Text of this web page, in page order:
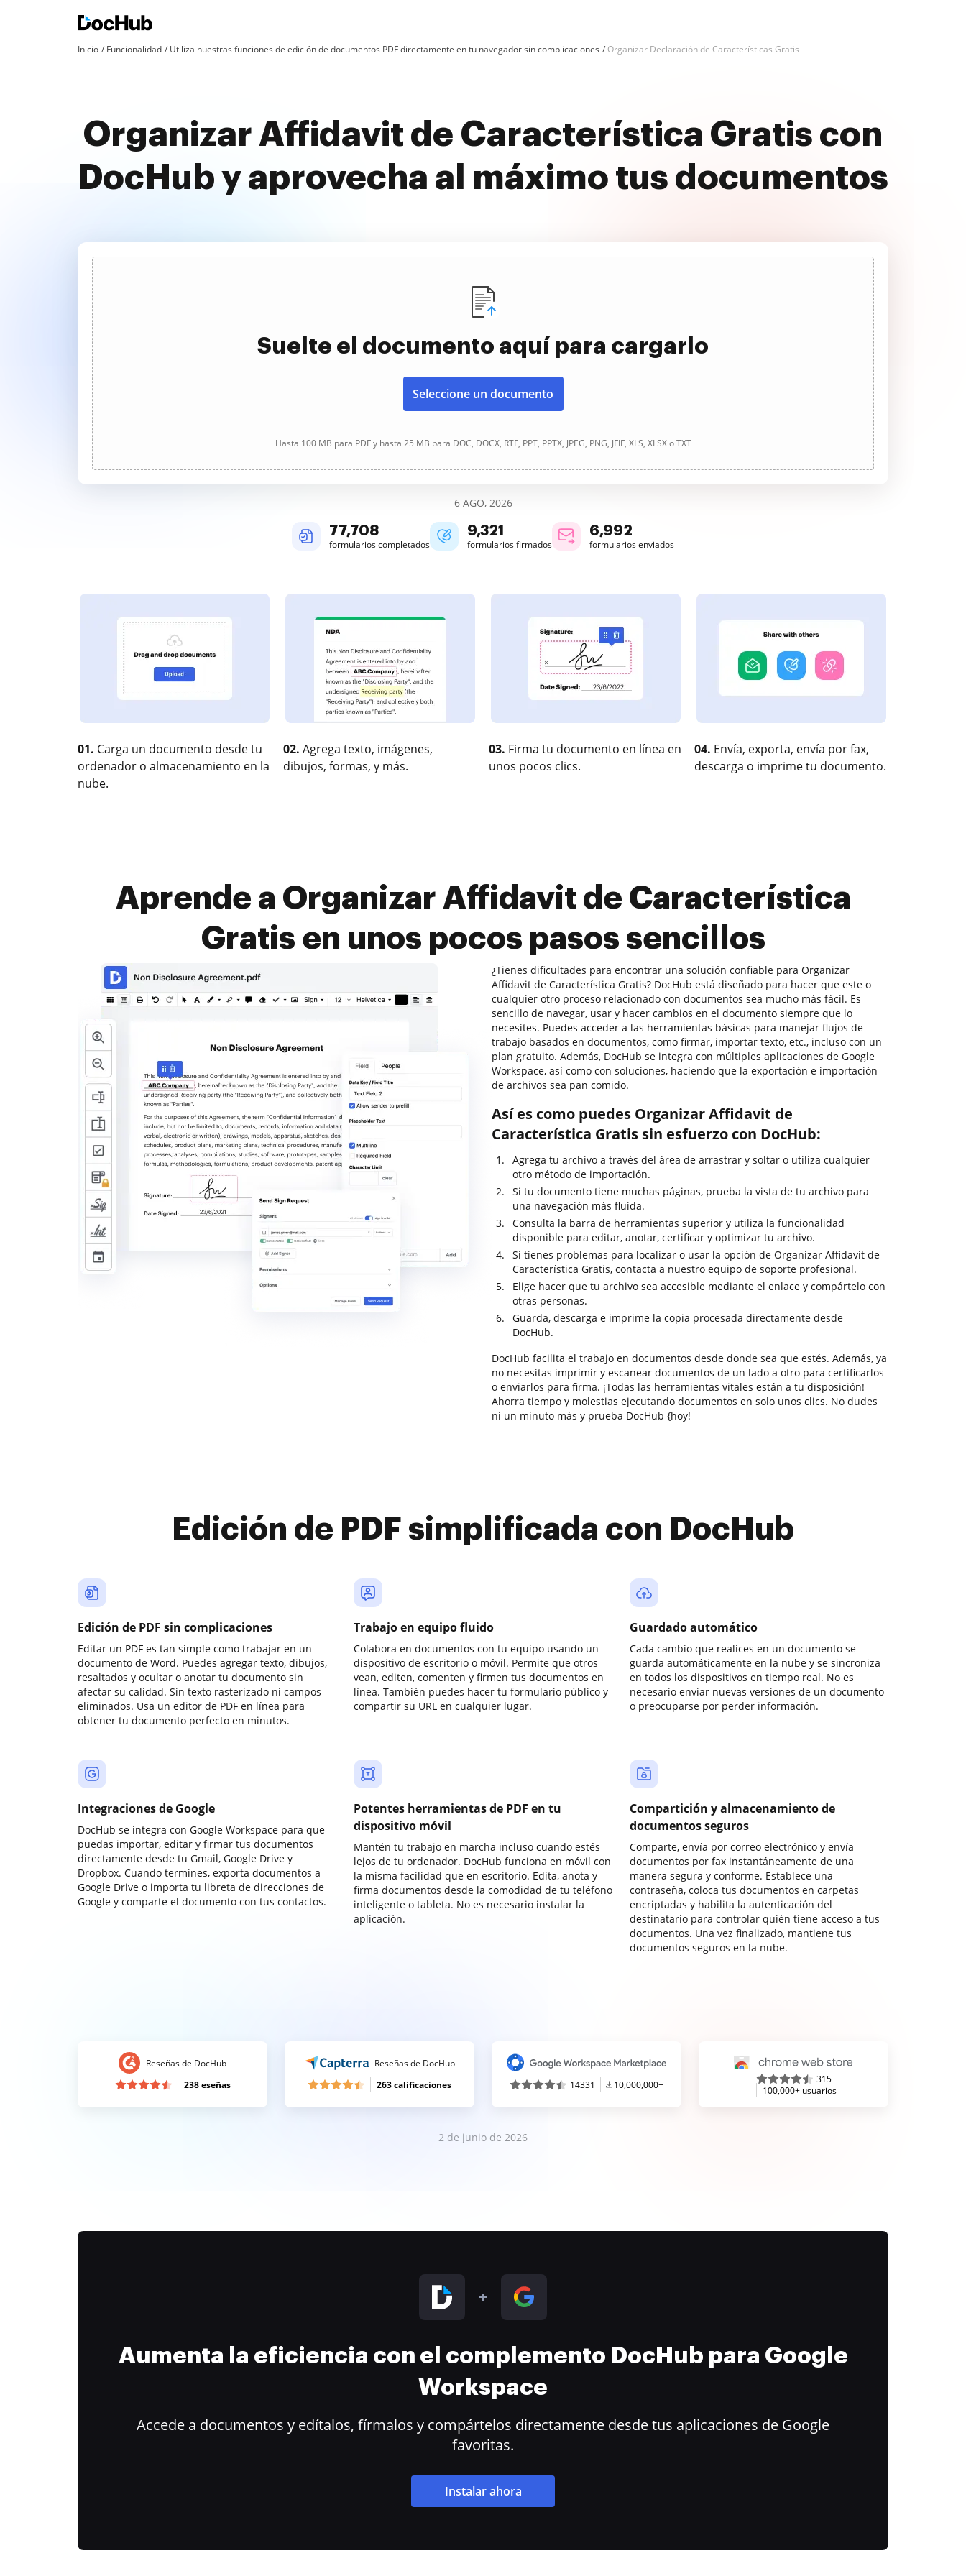
Inicio Funcionalidad Utiliza nuestras funciones de edición de documentos PDF directamente en tu navegador sin complicaciones Organizar Declaración de Características Gratis
Organizar Affidavit de Característica Gratis con
DocHub y aprovecha al máximo tus documentos
Suelte el documento aquí para cargarlo
Seleccione un documento
Hasta 100 MB para PDF y hasta 25 MB para DOC, DOCX, RTF, PPT, PPTX, JPEG, PNG, JFIF, XLS, XLSX o TXT
6 AGO, 2026
77,708
formularios completados
9,321
formularios firmados
6,992
formularios enviados
01. Carga un documento desde tu
ordenador o almacenamiento en la
nube.
02. Agrega texto, imágenes,
dibujos, formas, y más.
03. Firma tu documento en línea en
unos pocos clics.
04. Envía, exporta, envía por fax,
descarga o imprime tu documento.
Aprende a Organizar Affidavit de Característica
Gratis en unos pocos pasos sencillos
¿Tienes dificultades para encontrar una solución confiable para Organizar
Affidavit de Característica Gratis? DocHub está diseñado para hacer que este o
cualquier otro proceso relacionado con documentos sea mucho más fácil. Es
sencillo de navegar, usar y hacer cambios en el documento siempre que lo
necesites. Puedes acceder a las herramientas básicas para manejar flujos de
trabajo basados en documentos, como firmar, importar texto, etc., incluso con un
plan gratuito. Además, DocHub se integra con múltiples aplicaciones de Google
Workspace, así como con soluciones, haciendo que la exportación e importación
de archivos sea pan comido.
Así es como puedes Organizar Affidavit de
Característica Gratis sin esfuerzo con DocHub:
Agrega tu archivo a través del área de arrastrar y soltar o utiliza cualquier
otro método de importación.
Si tu documento tiene muchas páginas, prueba la vista de tu archivo para
una navegación más fluida.
Consulta la barra de herramientas superior y utiliza la funcionalidad
disponible para editar, anotar, certificar y optimizar tu archivo.
Si tienes problemas para localizar o usar la opción de Organizar Affidavit de
Característica Gratis, contacta a nuestro equipo de soporte profesional.
Elige hacer que tu archivo sea accesible mediante el enlace y compártelo con
otras personas.
Guarda, descarga e imprime la copia procesada directamente desde
DocHub.
DocHub facilita el trabajo en documentos desde donde sea que estés. Además, ya
no necesitas imprimir y escanear documentos de un lado a otro para certificarlos
o enviarlos para firma. ¡Todas las herramientas vitales están a tu disposición!
Ahorra tiempo y molestias ejecutando documentos en solo unos clics. No dudes
ni un minuto más y prueba DocHub {hoy!
Edición de PDF simplificada con DocHub
Edición de PDF sin complicaciones
Editar un PDF es tan simple como trabajar en un
documento de Word. Puedes agregar texto, dibujos,
resaltados y ocultar o anotar tu documento sin
afectar su calidad. Sin texto rasterizado ni campos
eliminados. Usa un editor de PDF en línea para
obtener tu documento perfecto en minutos.
Trabajo en equipo fluido
Colabora en documentos con tu equipo usando un
dispositivo de escritorio o móvil. Permite que otros
vean, editen, comenten y firmen tus documentos en
línea. También puedes hacer tu formulario público y
compartir su URL en cualquier lugar.
Guardado automático
Cada cambio que realices en un documento se
guarda automáticamente en la nube y se sincroniza
en todos los dispositivos en tiempo real. No es
necesario enviar nuevas versiones de un documento
o preocuparse por perder información.
Integraciones de Google
DocHub se integra con Google Workspace para que
puedas importar, editar y firmar tus documentos
directamente desde tu Gmail, Google Drive y
Dropbox. Cuando termines, exporta documentos a
Google Drive o importa tu libreta de direcciones de
Google y comparte el documento con tus contactos.
Potentes herramientas de PDF en tu
dispositivo móvil
Mantén tu trabajo en marcha incluso cuando estés
lejos de tu ordenador. DocHub funciona en móvil con
la misma facilidad que en escritorio. Edita, anota y
firma documentos desde la comodidad de tu teléfono
inteligente o tableta. No es necesario instalar la
aplicación.
Compartición y almacenamiento de
documentos seguros
Comparte, envía por correo electrónico y envía
documentos por fax instantáneamente de una
manera segura y conforme. Establece una
contraseña, coloca tus documentos en carpetas
encriptadas y habilita la autenticación del
destinatario para controlar quién tiene acceso a tus
documentos. Una vez finalizado, mantiene tus
documentos seguros en la nube.
Reseñas de DocHub
238 eseñas
Reseñas de DocHub
263 calificaciones
14331 10,000,000+
315
100,000+ usuarios
2 de junio de 2026
Aumenta la eficiencia con el complemento DocHub para Google
Workspace
Accede a documentos y edítalos, fírmalos y compártelos directamente desde tus aplicaciones de Google
favoritas.
Instalar ahora